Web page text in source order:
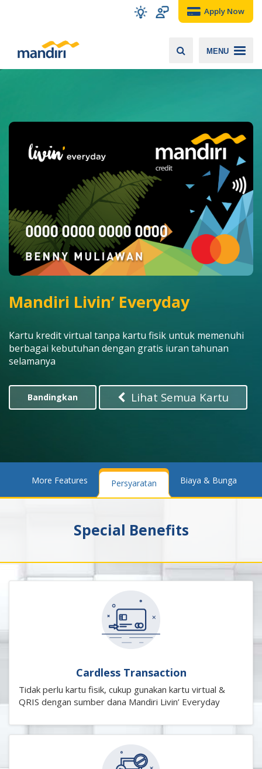
Apply Now
MENU
Mandiri Livin’ Everyday
Kartu kredit virtual tanpa kartu fisik untuk memenuhi
berbagai kebutuhan dengan gratis iuran tahunan
selamanya
Bandingkan Lihat Semua Kartu
More Features Persyaratan Biaya & Bunga
Special Benefits
Cardless Transaction
Tidak perlu kartu fisik, cukup gunakan kartu virtual &
QRIS dengan sumber dana Mandiri Livin’ Everyday